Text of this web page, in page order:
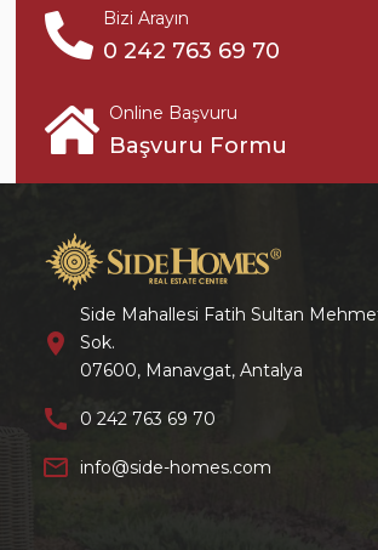
Bizi Arayın
0 242 763 69 70
Online Başvuru
Başvuru Formu
location_on
Side Mahallesi Fatih Sultan
Sok.
07600, Manavgat, Antalya
call 0 242 763 69 70
mail_outline info@side-homes.com